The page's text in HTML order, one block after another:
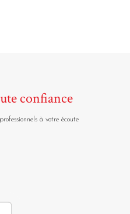
confiance
à votre écoute